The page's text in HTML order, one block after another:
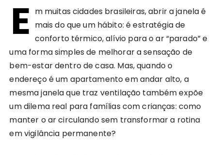
E m muitas cidades brasileiras, abrir a janela é
mais do que um hábito: é estratégia de
conforto térmico, alívio para o ar “parado” e
uma forma simples de melhorar a sensação de
bem-estar dentro de casa. Mas, quando o
endereço é um apartamento em andar alto, a
mesma janela que traz ventilação também expõe
um dilema real para famílias com crianças: como
manter o ar circulando sem transformar a rotina
em vigilância permanente?